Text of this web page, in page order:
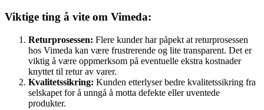
Viktige ting å vite om Vimeda:
Returprosessen: Flere kunder har påpekt at returprosessen
hos Vimeda kan være frustrerende og lite transparent. Det er
viktig å være oppmerksom på eventuelle ekstra kostnader
knyttet til retur av varer.
Kvalitetssikring: Kunden etterlyser bedre kvalitetssikring fra
selskapet for å unngå å motta defekte eller uventede
produkter.